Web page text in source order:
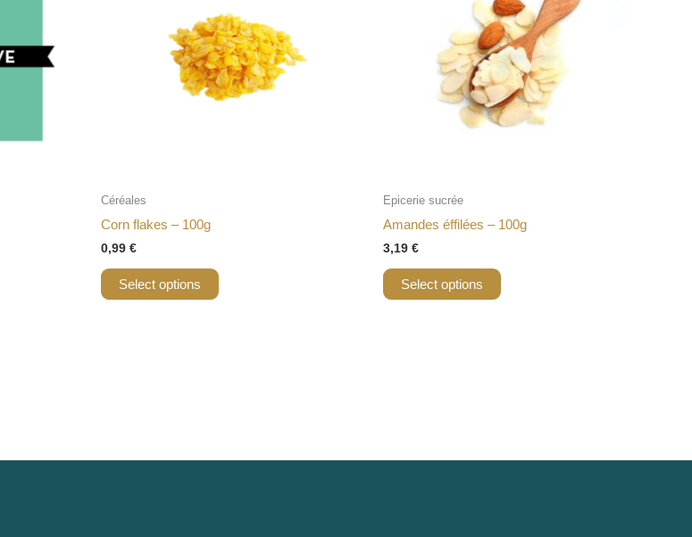
Céréales
Corn flakes – 100g
0,99 €
Select options
Epicerie sucrée
Amandes éffilées – 100g
3,19 €
Select options